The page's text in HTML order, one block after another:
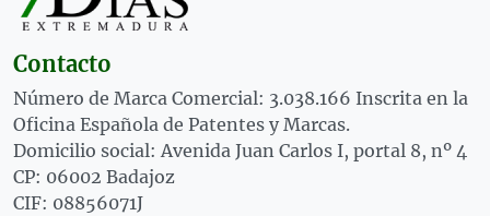
Contacto
Número de Marca Comercial: 3.038.166 Inscrita en la
Oficina Española de Patentes y Marcas.
Domicilio social: Avenida Juan Carlos I, portal 8, nº 4
CP: 06002 Badajoz
CIF: 08856071J